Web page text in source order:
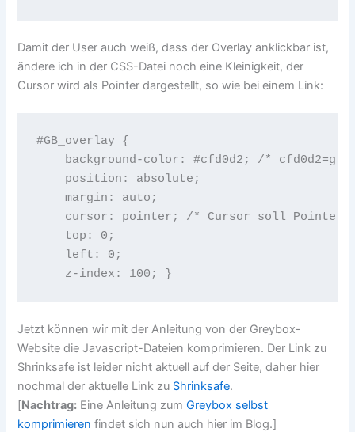
Damit der User auch weiß, dass der Overlay anklickbar ist,
ändere ich in der CSS-Datei noch eine Kleinigkeit, der
Cursor wird als Pointer dargestellt, so wie bei einem Link:
#GB_overlay {
background-color: #cfd0d2; /*
position: absolute;
margin: auto;
cursor: pointer; /* Cursor soll Pointer
top: 0;
left: 0;
z-index: 100; }
Jetzt können wir mit der Anleitung von der Greybox-
Website die Javascript-Dateien komprimieren. Der Link zu
Shrinksafe ist leider nicht aktuell auf der Seite, daher hier
nochmal der aktuelle Link zu Shrinksafe.
[Nachtrag: Eine Anleitung zumGreybox selbst
komprimieren findet sich nun auch hier im Blog.]